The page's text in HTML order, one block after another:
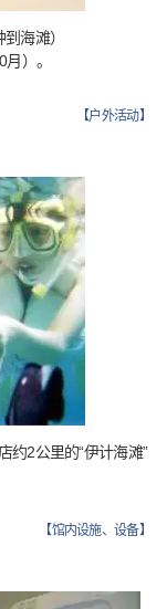
海滩）
）。
【户外活动】
约2公里的“伊计海滩”
【馆内设施、设备】